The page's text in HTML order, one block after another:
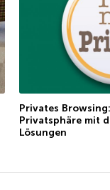
Privates
Privatsphäre mit
Lösungen